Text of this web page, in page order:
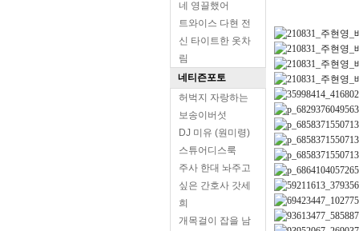
네 영끌했어
트와이스 다현 전
신 타이트한 옷차
림
네티즌포토
허벅지 자랑하는
보송이버섯
DJ 미유 (원미령)
스튜어디스룩
주사 한대 놔주고
싶은 간호사 갓세
희
개목걸이 잡을 남